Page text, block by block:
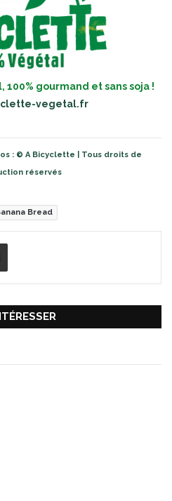
100% gourmand et sans soja !
vegetal.fr
: © A Bicyclette | Tous droits de
réservés
Bread